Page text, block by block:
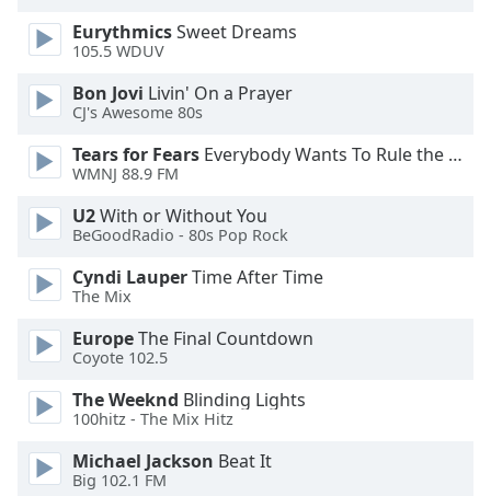
Color
Opacity
Caption
Area
Background
Color
Opacity
Font
EurythmicsSweet Dreams
105.5 WDUV
Bon Jovi Livin' On a Prayer
CJ's Awesome 80s
Tears for Fears Everybody Wants To Rule the World
WMNJ 88.9 FM
U2With or Without You
BeGoodRadio - 80s Pop Rock
Cyndi LauperTime After Time
The Mix
EuropeThe Final Countdown
Coyote 102.5
The Weeknd Blinding Lights
100hitz - The Mix Hitz
Michael Jackson Beat It
Big 102.1 FM